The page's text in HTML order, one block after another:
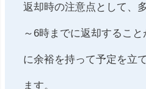
返却時の注意点として、
～6時までに返却するこ
に余裕を持って予定を立
ます。